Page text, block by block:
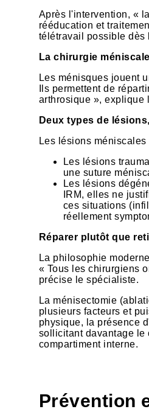
Après l'intervention, «
rééducation et
télétravail possible dès
La chirurgie méniscale
Les ménisques jouent
Ils permettent de
arthrosique », explique
Deux types de
Les lésions
Les lésions
une suture
Les lésions
IRM, elles ne
ces situations
réellement
Réparer plutôt que
La philosophie
« Tous les chirurgiens
précise le spécialiste.
La ménisectomie
plusieurs facteurs et
physique, la présence
sollicitant davantage le
compartiment interne.
Prévention